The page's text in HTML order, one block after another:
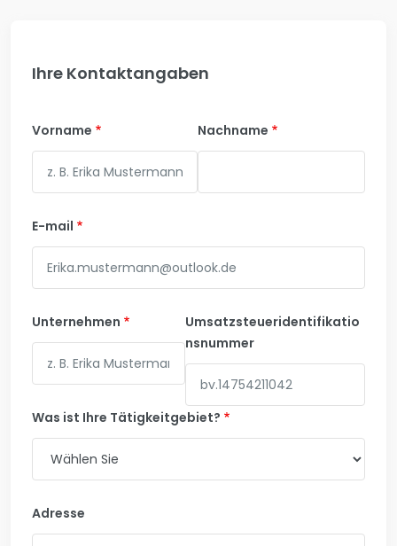
Ihre Kontaktangaben
Vorname Nachname
E-mail
Unternehmen
Umsatzsteueridentifikatio
nsnummer
Was ist Ihre Tätigkeitgebiet?
Adresse